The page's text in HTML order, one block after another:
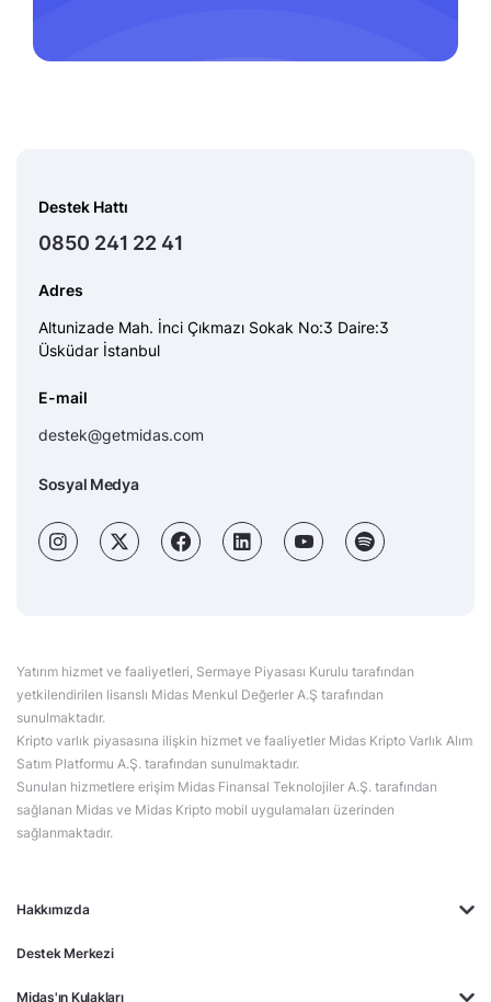
Hakkımızda
Destek Merkezi
Midas'ın Kulakları
Destek Hattı
0850 241 22 41
Adres
Altunizade Mah. İnci Çıkmazı Sokak No:3 Daire:3
Üsküdar İstanbul
E-mail
destek@getmidas.com
Sosyal Medya
Yatırım hizmet ve faaliyetleri, Sermaye Piyasası Kurulu tarafından
yetkilendirilen lisanslı Midas Menkul Değerler A.Ş tarafından
sunulmaktadır.
Kripto varlık piyasasına ilişkin hizmet ve faaliyetler Midas Kripto Varlık Alım
Satım Platformu A.Ş. tarafından sunulmaktadır.
Sunulan hizmetlere erişim Midas Finansal Teknolojiler A.Ş. tarafından
sağlanan Midas ve Midas Kripto mobil uygulamaları üzerinden
sağlanmaktadır.